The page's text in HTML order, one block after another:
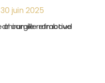
30 juin 2025